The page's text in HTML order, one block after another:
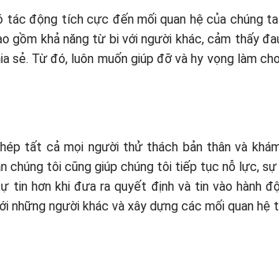
tác động tích cực đến mối quan hệ của chúng
gồm khả năng từ bi với người khác, cảm thấy
sẻ. Từ đó, luôn muốn giúp đỡ và hy vọng làm
tất cả mọi người thử thách bản thân và
chúng tôi cũng giúp chúng tôi tiếp tục nỗ lực,
tin hơn khi đưa ra quyết định và tin vào hành
những người khác và xây dựng các mối quan hệ